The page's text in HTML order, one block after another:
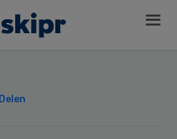
Delen